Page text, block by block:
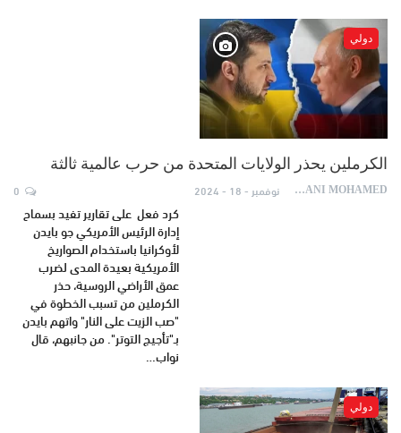
دولي
الكرملين يحذر الولايات المتحدة من حرب عالمية ثالثة
AYDANI MOHAMED نوفمبر - 18 - 2024
كرد فعل على تقارير تفيد بسماح
إدارة الرئيس الأمريكي جو بايدن
لأوكرانيا باستخدام الصواريخ
الأمريكية بعيدة المدى لضرب
عمق الأراضي الروسية، حذر
الكرملين من تسبب الخطوة في
"صب الزيت على النار" واتهم بايدن
بـ"تأجيج التوتر". من جانبهم، قال
نواب…
دولي